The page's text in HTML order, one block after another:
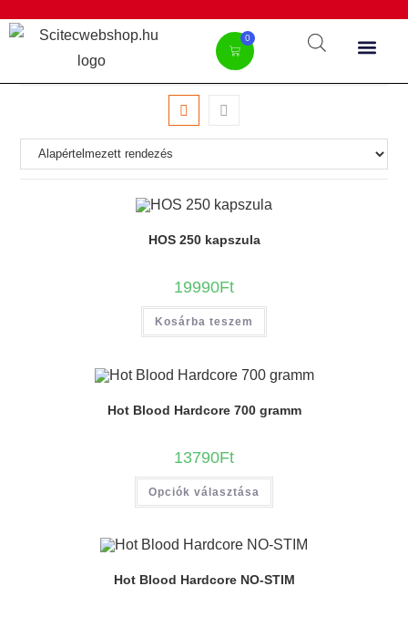
0
HOS 250 kapszula
19990Ft
Kosárba teszem
Hot Blood Hardcore 700 gramm
13790Ft
Opciók választása
Hot Blood Hardcore NO-STIM